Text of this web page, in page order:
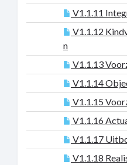
V1.1.11
V1.1.12
n
V1.1.13
V1.1.14
V1.1.15
V1.1.16
V1.1.17
V1.1.18